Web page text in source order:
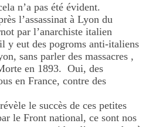
n’a pas été évident.
l’assassinat à Lyon du
par l’anarchiste italien
y eut des pogroms anti-italiens
sans parler des massacres ,
en 1893. Oui, des
en France, contre des
le succès de ces petites
le Front national, ce sont nos